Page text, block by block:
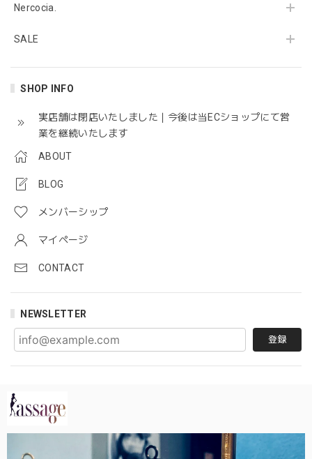
Nercocia.
SALE
SHOP INFO
実店舗は閉店いたしました｜今後は当ECショップにて営
業を継続いたします
ABOUT
BLOG
メンバーシップ
マイページ
CONTACT
NEWSLETTER
登録
す。
ことが嬉しいです。 フィランディーズ独特の可
😊